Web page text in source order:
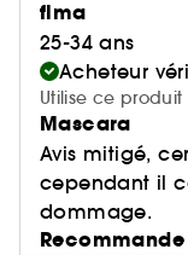
flma
25-34 ans
Acheteur
Utilise ce
Mascara
Avis mitigé,
cependant il
dommage.
Recommande